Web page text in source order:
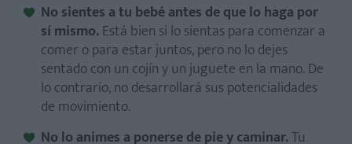
No sientes a tu bebé antes de que lo haga por
sí mismo.Está bien si lo sientas para comenzar a
comer o para estar juntos, pero no lo dejes
sentado con un cojín y un juguete en la mano. De
lo contrario, no desarrollará sus potencialidades
de movimiento.
No lo animes a ponerse de pie y caminar.Tu